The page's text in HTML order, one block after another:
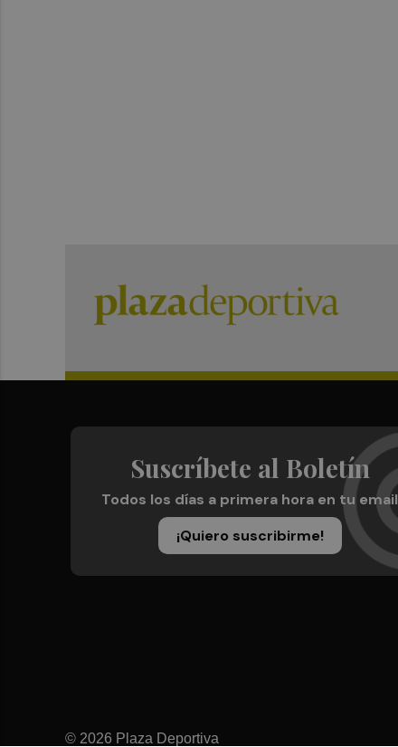
Suscríbete al Boletín
Todos los días a primera hora en tu email
¡Quiero suscribirme!
© 2026 Plaza Deportiva